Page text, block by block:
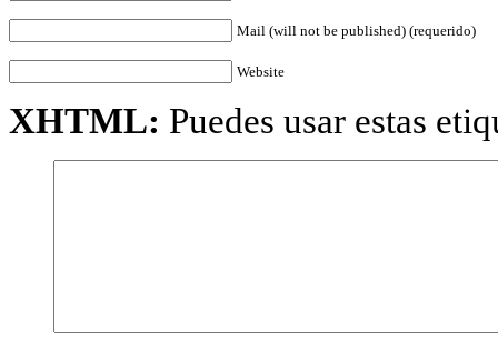
Mail (will not be published) (requerido)
Website
XHTML: Puedes usar estas